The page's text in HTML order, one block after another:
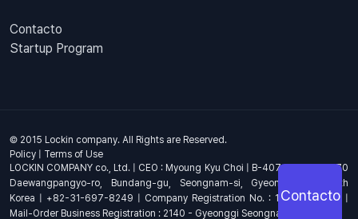
Contacto
Startup Program
© 2015 Lockin company. All Rights are Reserved.
Policy
Terms of Use
LOCKIN COMPANY co., Ltd. | CEO : Myoung Kyu Choi | B-407, 4th Floor, 670
Daewangpangyo-ro, Bundang-gu, Seongnam-si, Gyeonggi-do, South
Korea | +82-31-697-8249 | Company Registration No. : 144-81-17703 |
Mail-Order Business Registration : 2140 - Gyeonggi Seongnam - 1278
Contacto